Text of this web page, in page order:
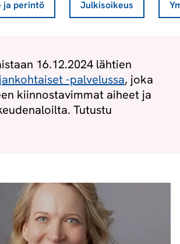
ja perintö Julkisoikeus
16.12.2024 lähtien
-palvelussa, joka
kiinnostavimmat aiheet ja
Tutustu